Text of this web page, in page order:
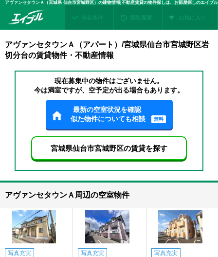
アヴァンセタウンＡ（宮城県 仙台市宮城野区）の建物情報|不動産賃貸の物件探しは、お部屋探しのエイブル
保存条件 閲覧履歴 お気に入り
アヴァンセタウンＡ（アパート）/宮城県仙台市宮城野区岩
切分台の賃貸物件・不動産情報
現在募集中の物件はございません。
今は満室ですが、空予定が出る場合もあります。
最新の空室状況を確認
似た物件についても相談
無料
宮城県仙台市宮城野区の賃貸を探す
アヴァンセタウンＡ周辺の空室物件
写真充実 写真充実 写真充実